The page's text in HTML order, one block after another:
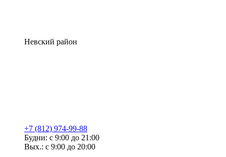
Невский район
+7 (812) 974-99-88
Будни: с 9:00 до 21:00
Вых.: с 9:00 до 20:00